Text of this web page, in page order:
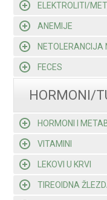
ELEKTROLITI/
ANEMIJE
NETOLERANCIJA
FECES
HORMONI/
HORMONI I
VITAMINI
LEKOVI U KRVI
TIREOIDNA